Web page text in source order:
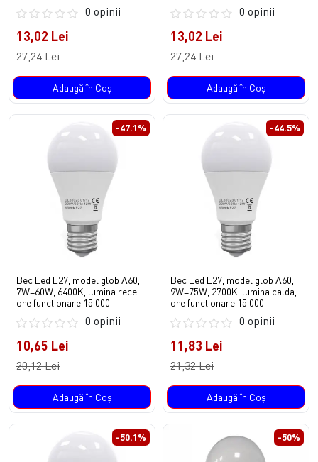
0 opinii
13,02 Lei
27,24 Lei
Adaugă în Coş
0 opinii
13,02 Lei
27,24 Lei
Adaugă în Coş
-47.1%
Bec Led E27, model glob A60,
7W=60W, 6400K, lumina rece,
ore functionare 15.000
0 opinii
10,65 Lei
20,12 Lei
Adaugă în Coş
-44.5%
Bec Led E27, model glob A60,
9W=75W, 2700K, lumina calda,
ore functionare 15.000
0 opinii
11,83 Lei
21,32 Lei
Adaugă în Coş
-50.1% -50%